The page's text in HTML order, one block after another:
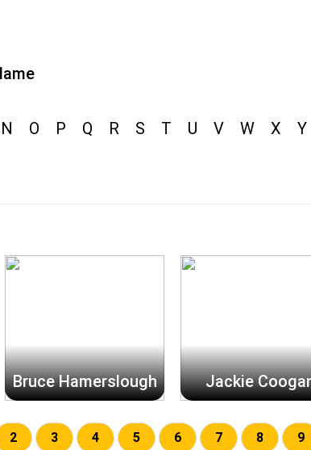
N O P Q R S T U V W X Y
Bruce Hamerslough Jackie
2 3 4 5 6 7 8 9